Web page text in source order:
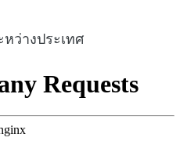
ว่างประเทศ